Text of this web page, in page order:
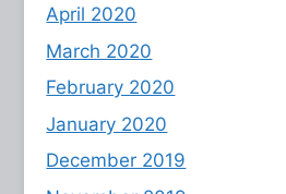
April 2020
March 2020
February 2020
January 2020
December 2019